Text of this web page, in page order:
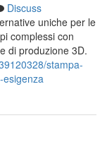
Discuss
uniche per le
complessi con
di produzione 3D.
stampa-
esigenza